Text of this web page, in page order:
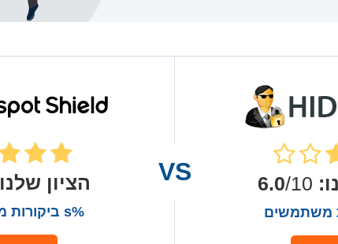
הציון שלנו
%s ביקורות משתמשים
:
/10